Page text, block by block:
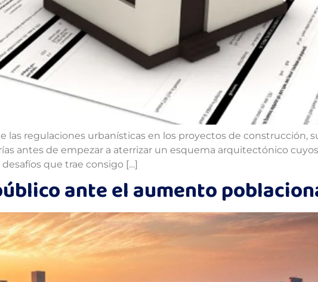
las regulaciones urbanísticas en los proyectos de construcción,
antes de empezar a aterrizar un esquema arquitectónico
que trae consigo […]
ante el aumento